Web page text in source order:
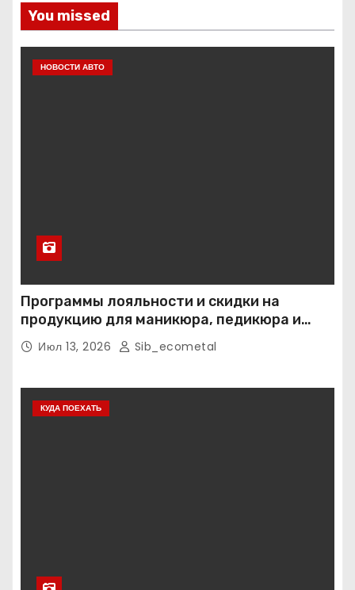
You missed
НОВОСТИ АВТО
Программы лояльности и скидки на
продукцию для маникюра, педикюра и
наращивания ресниц
Июл 13, 2026 Sib_ecometal
КУДА ПОЕХАТЬ